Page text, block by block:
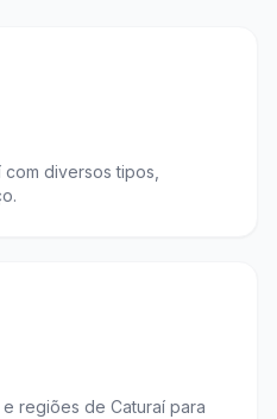
diversos tipos,
regiões de Caturaí para